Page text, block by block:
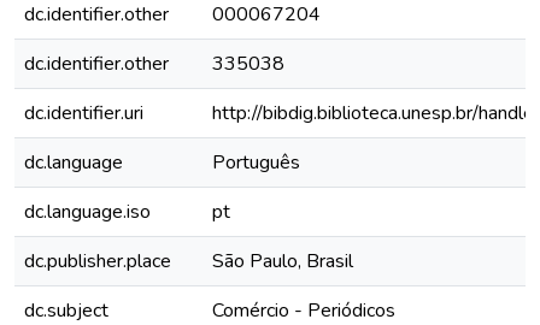
dc.identifier.other
000067204
dc.identifier.other
335038
dc.identifier.uri
http://bibdig.biblioteca.unesp.br/
dc.language
Português
dc.language.iso
pt
dc.publisher.place
São Paulo, Brasil
dc.subject
Comércio - Periódicos